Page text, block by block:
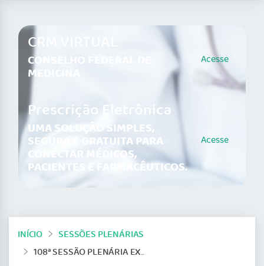
CRM VIRTUAL
CONSELHO FEDERAL DE
MEDICINA
Acesse
Prescrição Eletrônica
UMA SOLUÇÃO SIMPLES,
SEGURA E GRATUITA PARA
CONECTAR MÉDICOS,
PACIENTES E FARMACÊUTICOS.
Acesse
INÍCIO
SESSÕES PLENÁRIAS
108ª SESSÃO PLENÁRIA EXTRAORDINÁRIA DO CONSELHO FEDERAL DE MEDICINA – GESTÃO 2019/2024